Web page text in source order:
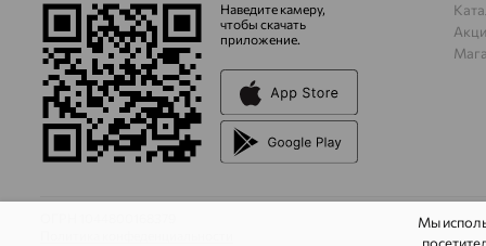
Наведите камеру,
чтобы скачать
приложение.
Мы